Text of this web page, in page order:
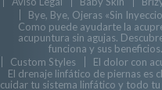
Bye, Bye, Ojeras «Sin
Como puede ayudarte la
acupuntura sin agujas.
funciona y sus beneficios.
Custom Styles
El dolor con
El drenaje linfático de piernas es
cuidar tu sistema linfático y todo